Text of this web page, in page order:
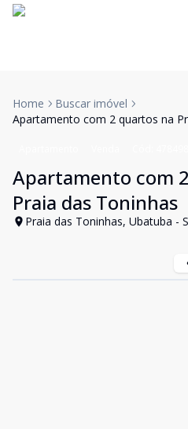
Home
Buscar imóvel
Apartamento com 2 quartos na
Apartamento com
Praia das Toninhas
Praia das Toninhas, Ubatuba -